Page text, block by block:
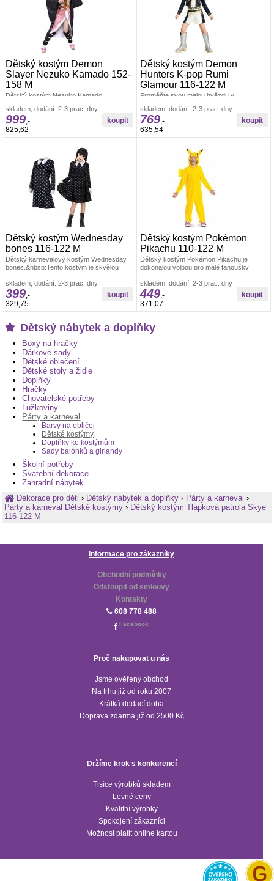
Dětský kostým Demon
Slayer Nezuko Kamado 152-
158 M
Dětský kostým Nezuko Kamado
manga série Demon Slayer je skvělou
volbou pro
skladem, dodání: 2-3 prac. dny
999,-
825,62
Dětský kostým Demon
Hunters K-pop Rumi
Glamour 116-122 M
Proměňte svou malou hvězdu v
stylovým K-pop kostýmem! Tento set,
inspirovaný
skladem, dodání: 2-3 prac. dny
769,-
635,54
Dětský kostým Wednesday
bones 116-122 M
Dětský karnevalový kostým Wednesday
bones.&nbsp;Tento kostým je skvělou
skladem, dodání: 2-3 prac. dny
399,-
329,75
Dětský kostým Pokémon
Pikachu 110-122 M
Dětský kostým Pokémon Pikachu je
dokonalou volbou pro malé fanoušky
Pokémon.Tento
skladem, dodání: 2-3 prac. dny
449,-
371,07
Dětský nábytek a doplňky
Boxy na hračky
Dárkové sady
Dětské oblečení
Dětské stoly a židle
Doplňky
Hračky
Chovatelské potřeby
Lůžkoviny
Párty a karneval
Barvy na obličej
Dětské kostýmy
Doplňky ke kostýmům
Sady balónků a girlandy
Školní potřeby
Svatební dekorace
Zahradní nábytek
Dekorace pro děti› Dětský nábytek a doplňky › Párty a karneval ›
Párty a karneval Dětské kostýmy › Dětský kostým Tlapková patrola Skye
116-122 M
Informace pro zákazníky
Obchodní podmínky
Odstoupit od smlouvy
Kontakty
608 778 488
Facebook
Proč nakupovat u nás
Jsme ověřený obchod
Na trhu již od roku 2007
Krátká dodací doba
Doprava zdarma již od 2500 Kč
Držíme krok s konkurencí
Tisíce výrobků skladem
Levné ceny
Kvalitní výrobky
Spokojení zákazníci
Možnost platit online kartou